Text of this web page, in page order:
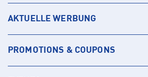
AKTUELLE WERBUNG
PROMOTIONS & COUPONS